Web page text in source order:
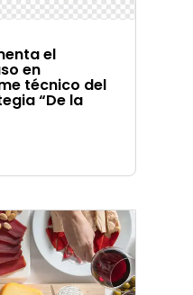
el
en
técnico del
“De la